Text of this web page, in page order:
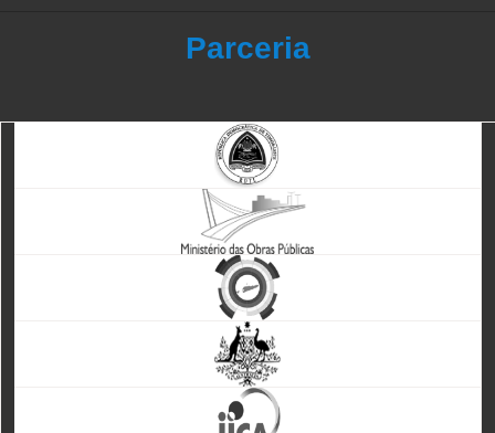
Parceria